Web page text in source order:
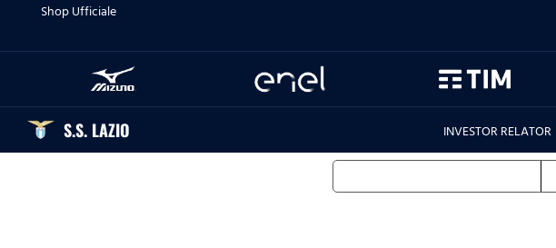
Shop Ufficiale
S.S. LAZIO INVESTOR RELATOR